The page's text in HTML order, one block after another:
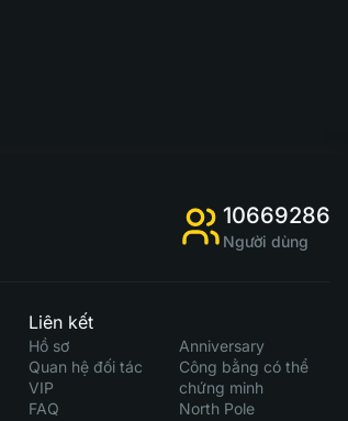
10669286
Người dùng
Liên kết
Hồ sơ
Quan hệ đối tác
VIP
FAQ
Anniversary
Công bằng có thể
chứng minh
North Pole